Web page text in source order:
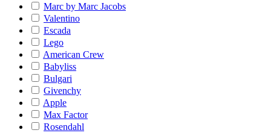
Marc by Marc Jacobs
Valentino
Escada
Lego
American Crew
Babyliss
Bulgari
Givenchy
Apple
Max Factor
Rosendahl